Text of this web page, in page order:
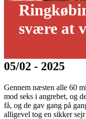
svære at
05/02 - 2025
Gennem næsten alle 60
mod seks i angrebet, og
få, og de gav gang på
alligevel tog en sikker